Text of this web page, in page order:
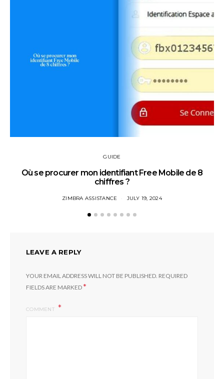
GUIDE
Où se procurer mon identifiant Free Mobile de 8
chiffres ?
ZIMBRA ASSISTANCE JULY 19, 2024
LEAVE A REPLY
YOUR EMAIL ADDRESS WILL NOT BE PUBLISHED. REQUIRED
FIELDS ARE MARKED*
COMMENT